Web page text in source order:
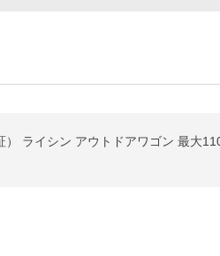
） ライシン アウトドアワゴン 最大